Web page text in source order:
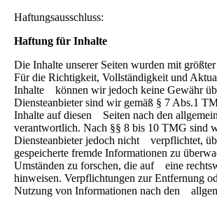
Haftungsausschluss:
Haftung für Inhalte
Die Inhalte unserer Seiten wurden mit
Für die Richtigkeit, Vollständigkeit und
Inhalte können wir jedoch keine Gewähr
Diensteanbieter sind wir gemäß § 7 Abs.1
Inhalte auf diesen Seiten nach den
verantwortlich. Nach §§ 8 bis 10 TMG sind
Diensteanbieter jedoch nicht verpflichtet,
gespeicherte fremde Informationen zu
Umständen zu forschen, die auf eine
hinweisen. Verpflichtungen zur Entfernung
Nutzung von Informationen nach den